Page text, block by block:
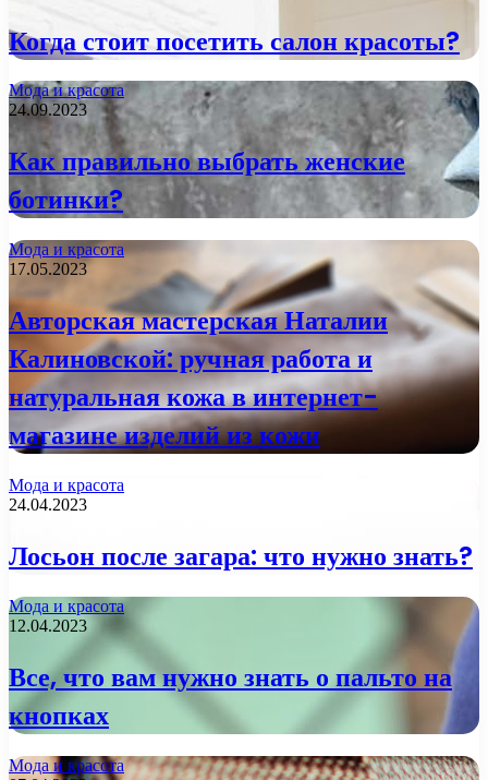
Когда стоит посетить салон красоты?
Мода и красота
24.09.2023
Как правильно выбрать женские
ботинки?
Мода и красота
17.05.2023
Авторская мастерская Наталии
Калиновской: ручная работа и
натуральная кожа в интернет-
магазине изделий из кожи
Мода и красота
24.04.2023
Лосьон после загара: что нужно знать?
Мода и красота
12.04.2023
Все, что вам нужно знать о пальто на
кнопках
Мода и красота